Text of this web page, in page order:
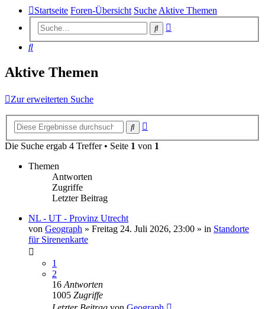
Startseite Foren-Übersicht Suche Aktive Themen
Suche
Suche
Aktive Themen
Zur erweiterten Suche
Suche
Die Suche ergab 4 Treffer • Seite 1 von 1
Themen
Antworten
Zugriffe
Letzter Beitrag
NL - UT - Provinz Utrecht
von Geograph » Freitag 24. Juli 2026, 23:00 » in Standorte
für Sirenenkarte
1
2
16 Antworten
1005 Zugriffe